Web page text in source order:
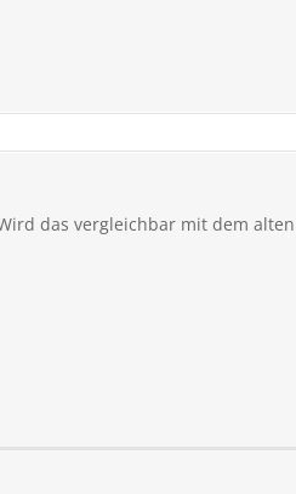
das vergleichbar mit dem